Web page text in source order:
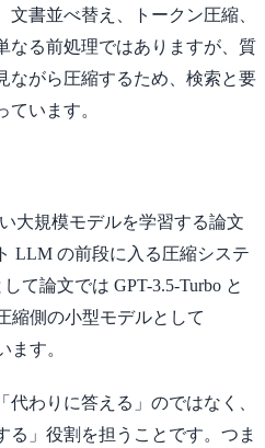
書並べ替え、トークン圧縮、
なる前処理ではありますが、質
ながら圧縮するため、検索と要
います。
大規模モデルを学習する論文
LLM の前段に入る圧縮システ
て論文では GPT-3.5-Turbo と
縮側の小型モデルとして
ます。
わりに答える」のではなく、
る」役割を担うことです。つま